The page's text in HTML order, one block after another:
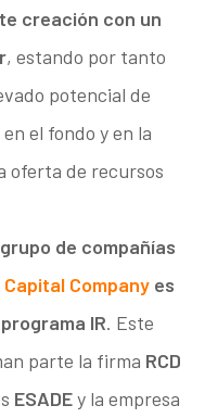
creación con un
, estando por tanto
potencial de
el fondo y en la
oferta de recursos
de compañías
Companyes
IR. Este
parte la firma RCD
ESADEy la empresa